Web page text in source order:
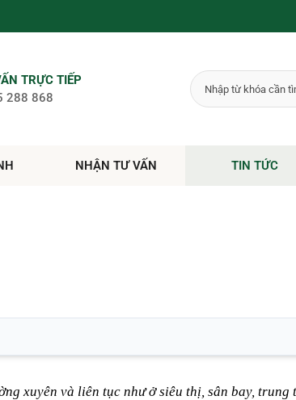
TRỰC TIẾP
288 868
NHẬN TƯ VẤN TIN TỨC
xuyên và liên tục như ở siêu thị, sân bay, trung